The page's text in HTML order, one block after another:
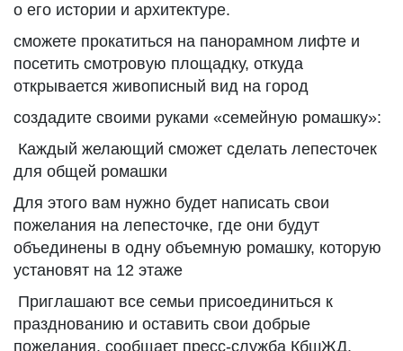
о его истории и архитектуре.
сможете прокатиться на панорамном лифте и
посетить смотровую площадку, откуда
открывается живописный вид на город
создадите своими руками «семейную ромашку»:
Каждый желающий сможет сделать лепесточек
для общей ромашки
Для этого вам нужно будет написать свои
пожелания на лепесточке, где они будут
объединены в одну объемную ромашку, которую
установят на 12 этаже
Приглашают все семьи присоединиться к
празднованию и оставить свои добрые
пожелания, сообщает пресс-служба КбшЖД.